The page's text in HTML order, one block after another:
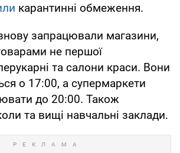
карантинні обмеження.
запрацювали магазини,
не першої
та салони краси. Вони
о 17:00, а супермаркети
до 20:00. Також
та вищі навчальні заклади.